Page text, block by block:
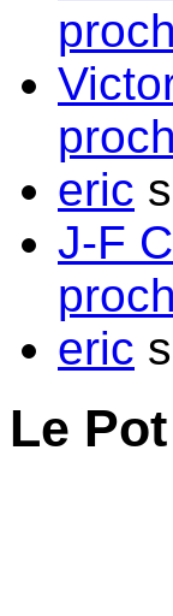
eric
J-F
eric
Le